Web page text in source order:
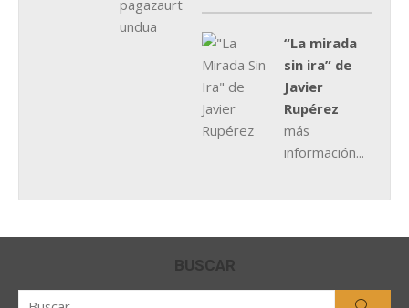
“La mirada
sin ira” de
Javier
Rupérez
más
información...
BUSCAR